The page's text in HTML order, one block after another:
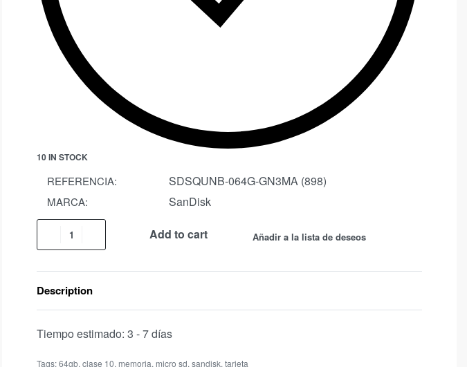
10 IN STOCK
REFERENCIA: SDSQUNB-064G-GN3MA (898)
MARCA: SanDisk
Add to cart Añadir a la lista de deseos
Description
Tiempo estimado: 3 - 7 días
Tags:64gb, clase 10, memoria, micro sd, sandisk, tarjeta